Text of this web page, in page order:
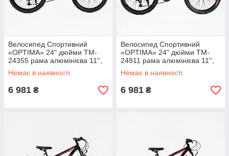
Велосипед Спортивний
«OPTIMA» 24" дюйми TM-
24355 рама алюмінієва 11'',
обладнання Shimano
RevoShift 7 швидкістей,
Немає в наявності
6 981 ₴
Велосипед Спортивний
«OPTIMA» 24" дюйми TM-
24811 рама алюмінієва 11'',
обладнання Shimano
RevoShift 7 швидкістей,
Немає в наявності
6 981 ₴